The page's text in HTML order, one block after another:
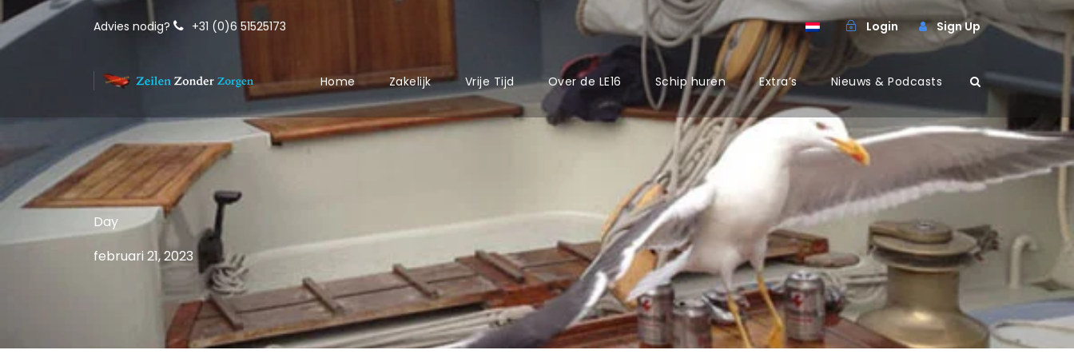
Advies nodig? +31 (0)6 51525173 Login Sign Up
Home Zakelijk Vrije Tijd Over de LE16 Schip huren Extra’s Nieuws & Podcasts
Day
februari 21, 2023